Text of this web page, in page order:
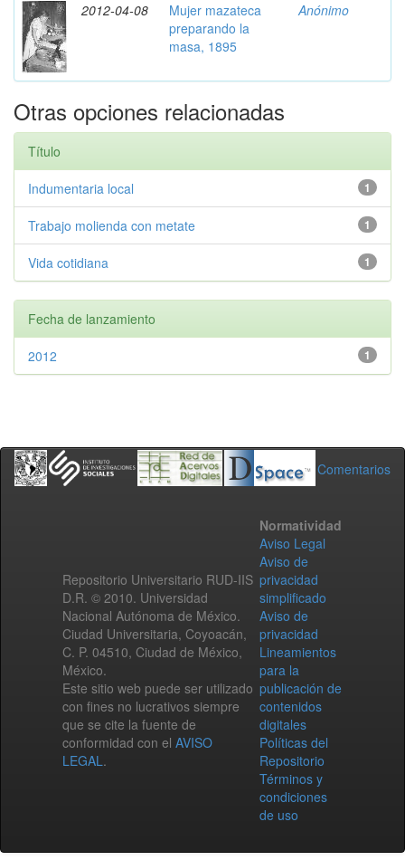
2012-04-08
Mujer mazateca
preparando la
masa, 1895
Anónimo
Otras opciones relacionadas
Título
1
Indumentaria local
1
Trabajo molienda con metate
1
Vida cotidiana
Fecha de lanzamiento
1
2012
Comentarios
Repositorio Universitario RUD-IIS
D.R. © 2010. Universidad
Nacional Autónoma de México.
Ciudad Universitaria, Coyoacán,
C. P. 04510, Ciudad de México,
México.
Este sitio web puede ser utilizado
con fines no lucrativos siempre
que se cite la fuente de
conformidad con el AVISO
LEGAL.
Normatividad
Aviso Legal
Aviso de
privacidad
simplificado
Aviso de
privacidad
Lineamientos
para la
publicación de
contenidos
digitales
Políticas del
Repositorio
Términos y
condiciones
de uso